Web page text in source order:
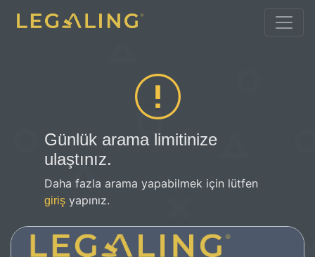
Günlük arama limitinize
ulaştınız.
Daha fazla arama yapabilmek için lütfen
giriş yapınız.